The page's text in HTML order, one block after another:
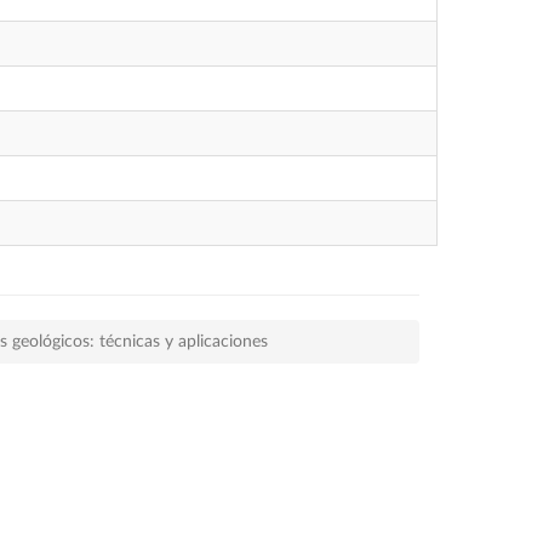
geológicos: técnicas y aplicaciones